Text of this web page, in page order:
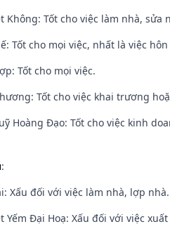
Không: Tốt cho việc làm nhà,
Tốt cho mọi việc, nhất là việc
Tốt cho mọi việc.
Tốt cho việc khai trương
Hoàng Đạo: Tốt cho việc kinh
:
Xấu đối với việc làm nhà, lợp nhà.
Yếm Đại Hoạ: Xấu đối với việc